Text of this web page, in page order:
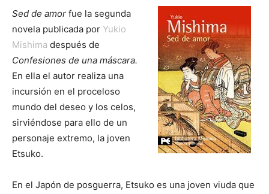
Sed de amor fue la segunda
novela publicada por Yukio
Mishima después de
Confesiones de una máscara.
En ella el autor realiza una
incursión en el proceloso
mundo del deseo y los celos,
sirviéndose para ello de un
personaje extremo, la joven
Etsuko.
En el Japón de posguerra, Etsuko es una joven viuda que